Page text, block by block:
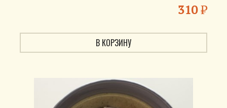
310₽
В КОРЗИНУ